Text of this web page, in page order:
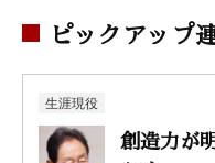
ピックアップ
生涯現役
創造力が